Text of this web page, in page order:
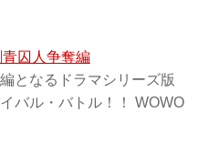
囚人争奪編
となるドラマシリーズ版
バル・バトル！！ WOWO